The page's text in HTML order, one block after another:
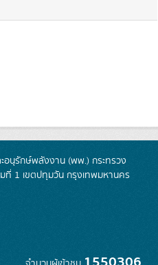
นุรักษ์พลังงาน (พพ.) กระทรวง
ที่ 1 เขตปทุมวัน กรุงเทพมหานคร